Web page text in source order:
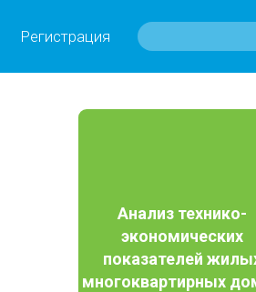
Регистрация
Анализ технико-
экономических
показателей
многоквартирных